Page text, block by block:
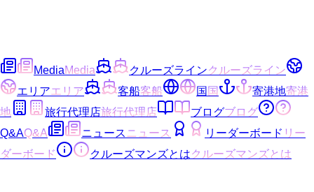
MediaMedia クルーズラインクルーズライン
エリアエリア 客船客船 国国 寄港地寄港
地
旅行代理店旅行代理店 ブログブログ
Q&AQ&A ニュース ニュース リーダーボード リー
ダーボード
クルーズマンズとはクルーズマンズとは